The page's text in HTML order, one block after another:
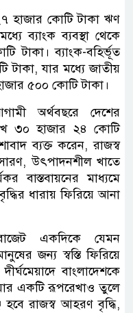
হাজার কোটি টাকা ঋণ
ব্যাংক ব্যবস্থা থেকে
টাকা। ব্যাংক-বহির্ভূত
যার মধ্যে জাতীয়
৫০০ কোটি টাকা।
অর্থবছরে দেশের
৩০ হাজার ২৪ কোটি
ব্যক্ত করেন, রাজস্ব
উৎপাদনশীল খাতে
বাস্তবায়নের মাধ্যমে
ধারায় ফিরিয়ে আনা
একদিকে যেমন
জন্য স্বস্তি ফিরিয়ে
বাংলাদেশকে
একটি রূপরেখাও তুলে
হবে রাজস্ব আহরণ বৃদ্ধি,